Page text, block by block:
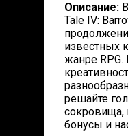
Описание:
Tale IV:
известных
жанре RPG.
решайте
сокровища,
бонусы и